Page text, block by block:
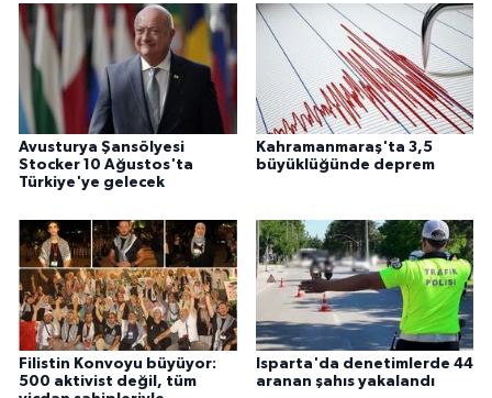
Avusturya Şansölyesi
Stocker 10 Ağustos'ta
Türkiye'ye gelecek
Kahramanmaraş'ta 3,5
büyüklüğünde deprem
Filistin Konvoyu büyüyor:
500 aktivist değil, tüm
Isparta'da denetimlerde 44
aranan şahıs yakalandı